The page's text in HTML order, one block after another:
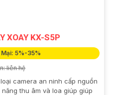
XOAY KX-S5P
Mại: 5%-35%
liên hệ
camera an ninh cấp nguồn
thu âm và loa giúp giúp